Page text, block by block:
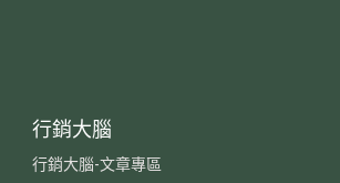
行銷大腦
行銷大腦-文章專區